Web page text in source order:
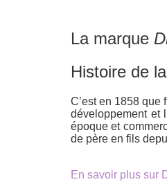
La marque
Histoire de
C’est en 1858
développement et
époque et
de père en fils
En savoir plus sur